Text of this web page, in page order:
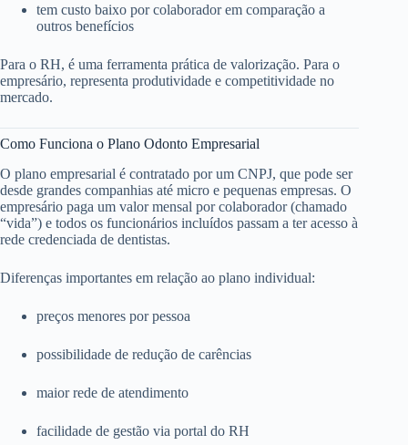
tem custo baixo por colaborador em comparação a
outros benefícios
Para o RH, é uma ferramenta prática de valorização. Para o
empresário, representa produtividade e competitividade no
mercado.
Como Funciona o Plano Odonto Empresarial
O plano empresarial é contratado por um CNPJ, que pode ser
desde grandes companhias até micro e pequenas empresas. O
empresário paga um valor mensal por colaborador (chamado
“vida”) e todos os funcionários incluídos passam a ter acesso à
rede credenciada de dentistas.
Diferenças importantes em relação ao plano individual:
preços menores por pessoa
possibilidade de redução de carências
maior rede de atendimento
facilidade de gestão via portal do RH